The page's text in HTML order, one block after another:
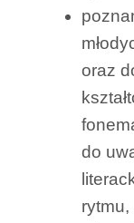
oraz
do
rytmu,